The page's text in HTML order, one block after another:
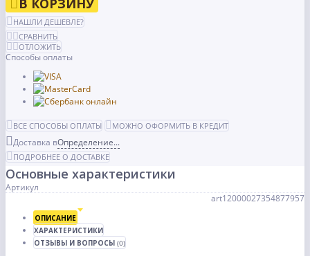
В КОРЗИНУ
НАШЛИ ДЕШЕВЛЕ?
СРАВНИТЬ
ОТЛОЖИТЬ
Способы оплаты
ВСЕ СПОСОБЫ ОПЛАТЫ МОЖНО ОФОРМИТЬ В КРЕДИТ
Доставка вОпределение...
ПОДРОБНЕЕ О ДОСТАВКЕ
Основные характеристики
Артикул
art12000027354877957
ОПИСАНИЕ
ХАРАКТЕРИСТИКИ
ОТЗЫВЫ И ВОПРОСЫ (0)